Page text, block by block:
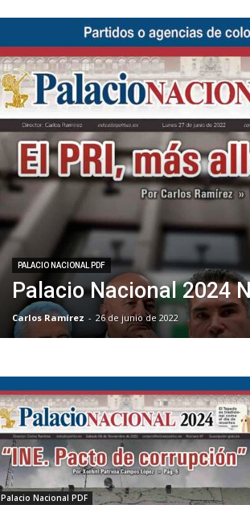
PALACIO NACIONAL PDF
Palacio Nacional 2024
Carlos Ramírez - 26 de junio de 2022
Palacio Nacional PDF